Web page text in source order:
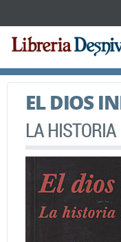
EL DIOS
LA